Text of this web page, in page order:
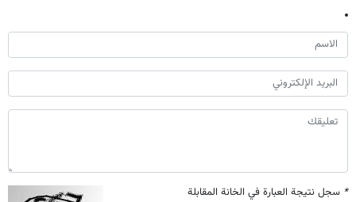
* سجل نتيجة العبارة في الخانة المقابلة